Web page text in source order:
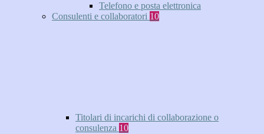
Telefono e posta elettronica
Consulenti e collaboratori 10
Titolari di incarichi di collaborazione o
consulenza 10